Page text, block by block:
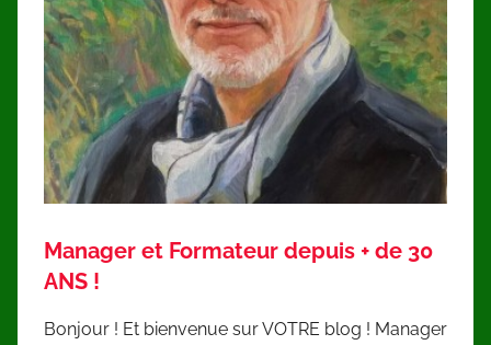
Manager et Formateur depuis + de 30
ANS !
Bonjour ! Et bienvenue sur VOTRE blog ! Manager